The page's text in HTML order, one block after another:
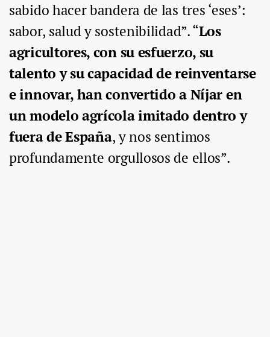
sabido hacer bandera de las tres ‘eses’:
sabor, salud y sostenibilidad”. “Los
agricultores, con su esfuerzo, su
talento y su capacidad de reinventarse
e innovar, han convertido a Níjar en
un modelo agrícola imitado dentro y
fuera de España, y nos sentimos
profundamente orgullosos de ellos”.